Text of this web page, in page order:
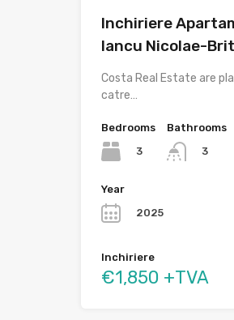
Inchiriere
Iancu Nicolae-
Costa Real Estate are
catre…
Bedrooms
3
Bathrooms
3
Year
2025
Inchiriere
€1,850 +TVA